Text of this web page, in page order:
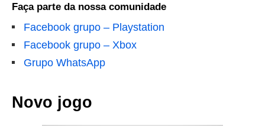
Faça parte da nossa comunidade
Facebook grupo – Playstation
Facebook grupo – Xbox
Grupo WhatsApp
Novo jogo